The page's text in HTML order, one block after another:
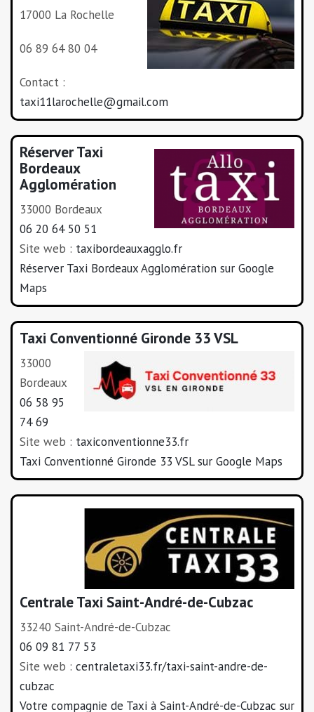
17000 La Rochelle
06 89 64 80 04
Contact :
taxi11larochelle@gmail.com
Réserver Taxi
Bordeaux
Agglomération
33000 Bordeaux
06 20 64 50 51
Site web : taxibordeauxagglo.fr
Réserver Taxi Bordeaux Agglomération sur Google
Maps
Taxi Conventionné Gironde 33 VSL
33000
Bordeaux
06 58 95
74 69
Site web : taxiconventionne33.fr
Taxi Conventionné Gironde 33 VSL sur Google Maps
Centrale Taxi Saint-André-de-Cubzac
33240 Saint-André-de-Cubzac
06 09 81 77 53
Site web : centraletaxi33.fr/taxi-saint-andre-de-
cubzac
Votre compagnie de Taxi à Saint-André-de-Cubzac sur